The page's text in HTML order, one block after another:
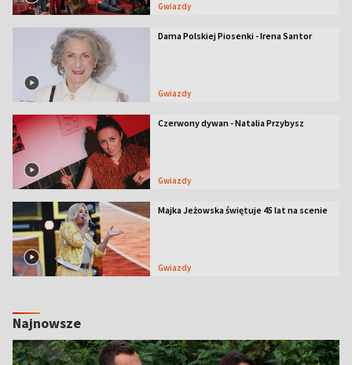
Gwiazdy
Dama Polskiej Piosenki - Irena Santor
Gwiazdy
Czerwony dywan - Natalia Przybysz
Gwiazdy
Majka Jeżowska świętuje 45 lat na scenie
Gwiazdy
Najnowsze